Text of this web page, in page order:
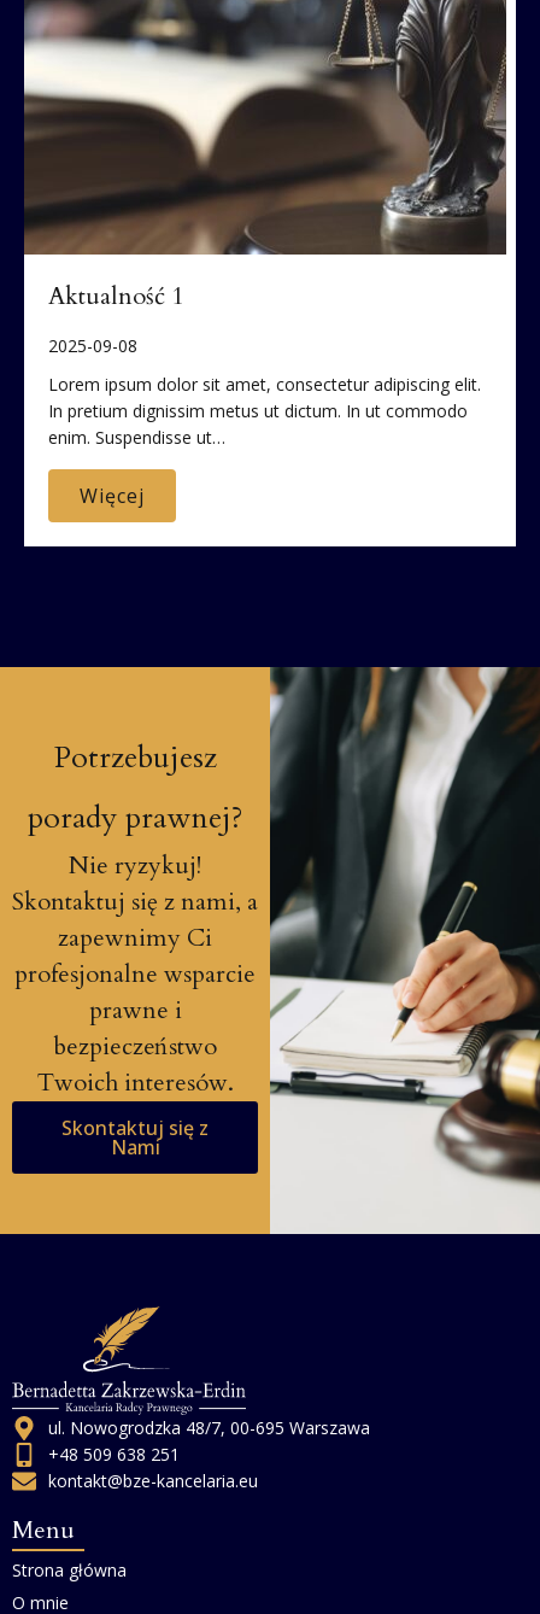
Aktualność 1
2025-09-08
Lorem ipsum dolor sit amet, consectetur adipiscing elit.
In pretium dignissim metus ut dictum. In ut commodo
enim. Suspendisse ut…
Więcej
Potrzebujesz
porady prawnej?
Nie ryzykuj!
Skontaktuj się z nami, a
zapewnimy Ci
profesjonalne wsparcie
prawne i
bezpieczeństwo
Twoich interesów.
Skontaktuj się z
Nami
ul. Nowogrodzka 48/7, 00-695 Warszawa
+48 509 638 251
kontakt@bze-kancelaria.eu
Menu
Strona główna
O mnie